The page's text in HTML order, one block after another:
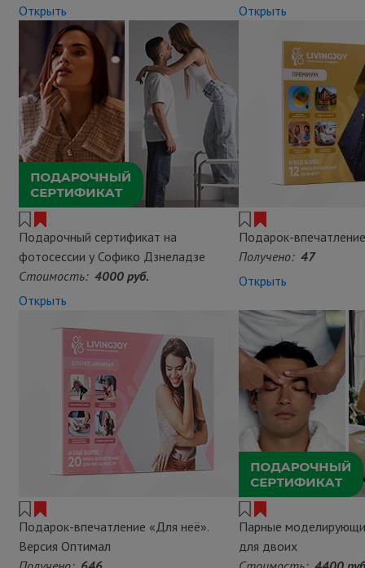
Открыть
Открыть
Подарочный сертификат на
фотосессии у Софико Дзнеладзе
Стоимость: 4000 руб.
Открыть
Подарок-
Получено: 47
Открыть
Подарок-впечатление «Для неё».
Версия Оптимал
Парные
для двоих